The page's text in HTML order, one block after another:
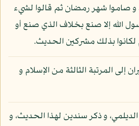
و صاموا شهر رمضان ثم قالوا لشيء
الله إلا صنع بخلاف الذي صنع أو
بذلك مشركين الحديث.
إلى المرتبة الثالثة من الإسلام و
الديلمي، و ذكر سندين لهذا الحديث، و